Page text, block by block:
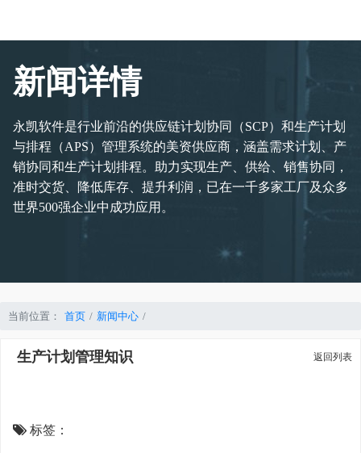
新闻详情
永凯软件是行业前沿的供应链计划协同（SCP）和生产计划
与排程（APS）管理系统的美资供应商，涵盖需求计划、产
销协同和生产计划排程。助力实现生产、供给、销售协同，
准时交货、降低库存、提升利润，已在一千多家工厂及众多
世界500强企业中成功应用。
当前位置： 首页 新闻中心
生产计划管理知识 返回列表
标签：